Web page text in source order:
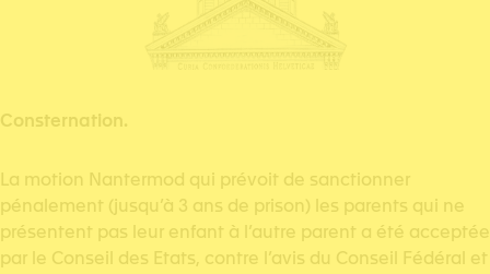
Consternation.
La motion Nantermod qui prévoit de sanctionner
pénalement (jusqu’à 3 ans de prison) les parents qui ne
présentent pas leur enfant à l’autre parent a été acceptée
par le Conseil des Etats, contre l’avis du Conseil Fédéral et